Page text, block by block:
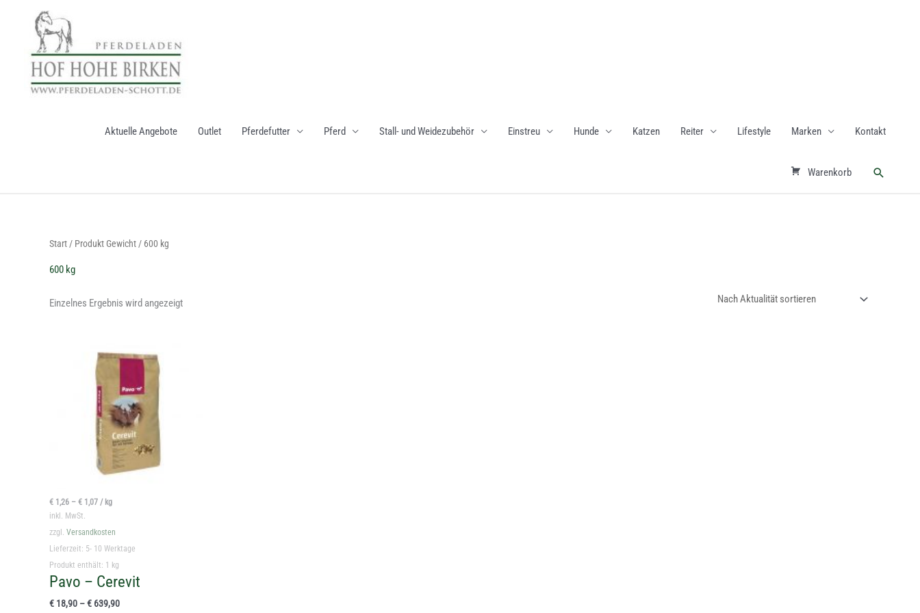
Aktuelle Angebote Outlet Pferdefutter Pferd Stall- und Weidezubehör Einstreu Hunde Katzen Reiter Lifestyle Marken Kontakt
Warenkorb Suchen
Start / Produkt Gewicht / 600 kg
600 kg
Einzelnes Ergebnis wird angezeigt
€ 1,26 – € 1,07 / kg
inkl. MwSt.
zzgl. Versandkosten
Lieferzeit: 5- 10 Werktage
Produkt enthält: 1 kg
Pavo – Cerevit
€ 18,90 –€ 639,90